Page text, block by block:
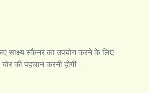
साक्ष्य स्कैनर का उपयोग करने के लिए
की पहचान करनी होगी।